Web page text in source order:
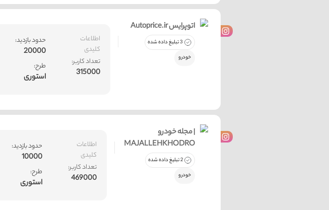
اطلاعات
کلیدی
تعداد کاربر:
315000
حدود بازدید:
20000
طرح:
استوری
Autoprice.ir اتوپرایس
3 تبلیغ داده شده
خودرو
اطلاعات
کلیدی
تعداد کاربر:
469000
حدود بازدید:
10000
طرح:
استوری
مجله خودرو |
MAJALLEHKHODRO
2 تبلیغ داده شده
خودرو